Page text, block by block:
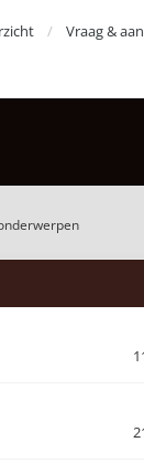
Vraag &